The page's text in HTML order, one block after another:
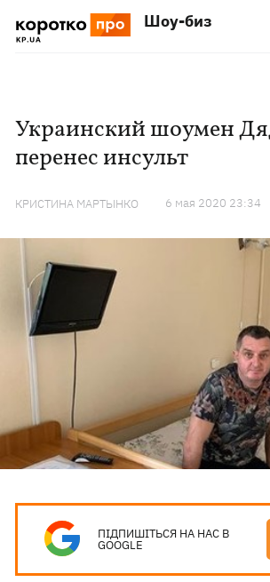
Шоу-биз
Украинский шоумен
перенес инсульт
КРИСТИНА МАРТЫНКО 6 мая 2020 23:34
ПІДПИШІТЬСЯ НА НАС В
GOOGLE